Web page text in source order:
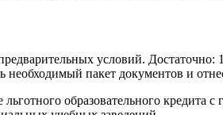
условий.
необходимый пакет документов и
образовательного кредита